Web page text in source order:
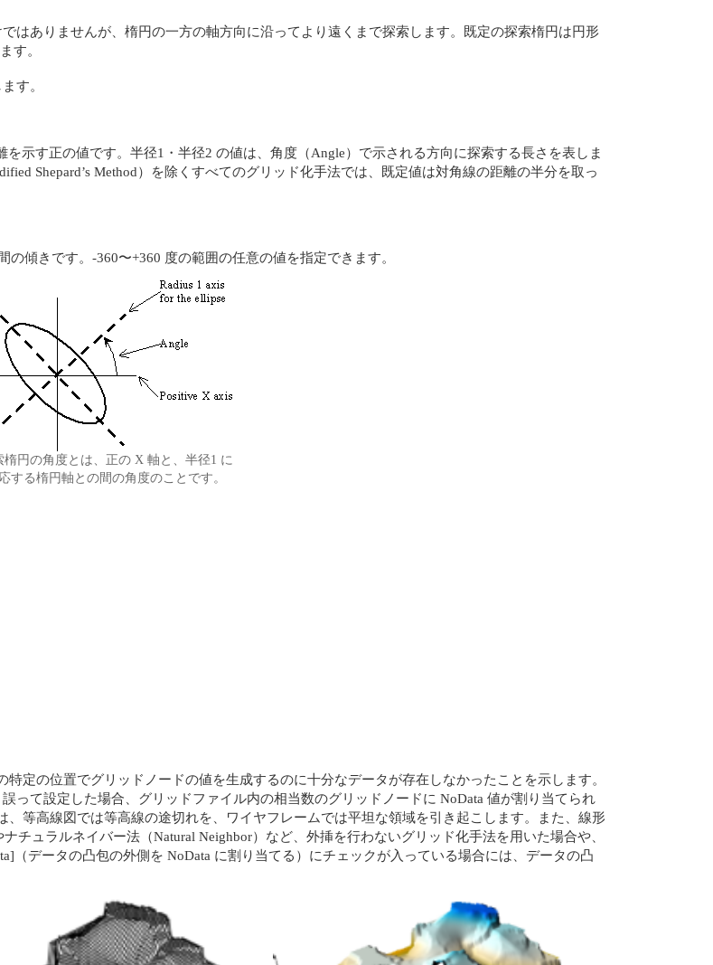
はありませんが、楕円の一方の軸方向に沿ってより遠くまで探索します。既定の探索楕円は円形
す。
す。
示す正の値です。半径1・半径2 の値は、角度（Angle）で示される方向に探索する長さを表しま
Shepard’s Method）を除くすべてのグリッド化手法では、既定値は対角線の距離の半分を取っ
傾きです。-360〜+360 度の範囲の任意の値を指定できます。
楕円の角度とは、正の X 軸と、半径1 に
する楕円軸との間の角度のことです。
定の位置でグリッドノードの値を生成するのに十分なデータが存在しなかったことを示します。
って設定した場合、グリッドファイル内の相当数のグリッドノードに NoData 値が割り当てられ
等高線図では等高線の途切れを、ワイヤフレームでは平坦な領域を引き起こします。また、線形
チュラルネイバー法（Natural Neighbor）など、外挿を行わないグリッド化手法を用いた場合や、
（データの凸包の外側を NoData に割り当てる）にチェックが入っている場合には、データの凸